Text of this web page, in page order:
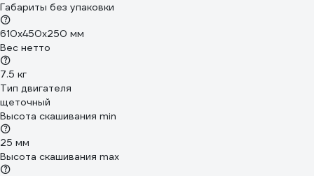
Габариты без упаковки
610х450х250 мм
Вес нетто
7.5 кг
Тип двигателя
щеточный
Высота скашивания min
25 мм
Высота скашивания max